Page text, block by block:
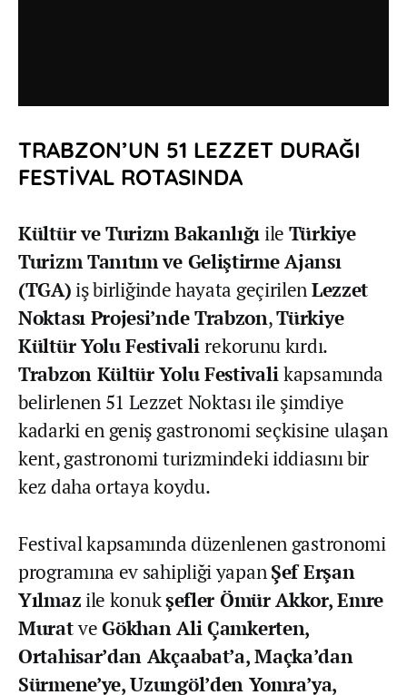
TRABZON’UN 51 LEZZET DURAĞI
FESTİVAL ROTASINDA
Kültür ve Turizm Bakanlığı ile Türkiye
Turizm Tanıtım ve Geliştirme Ajansı
(TGA) iş birliğinde hayata geçirilenLezzet
Noktası Projesi’nde Trabzon,Türkiye
Kültür Yolu Festivalirekorunu kırdı.
Trabzon Kültür Yolu Festivalikapsamında
belirlenen 51 Lezzet Noktası ile şimdiye
kadarki en geniş gastronomi seçkisine ulaşan
kent, gastronomi turizmindeki iddiasını bir
kez daha ortaya koydu.
Festival kapsamında düzenlenen gastronomi
programına ev sahipliği yapanŞef Erşan
Yılmaz ile konukşefler Ömür Akkor, Emre
MuratveGökhan Ali Çamkerten,
Ortahisar’dan Akçaabat’a, Maçka’dan
Sürmene’ye, Uzungöl’den Yomra’ya,